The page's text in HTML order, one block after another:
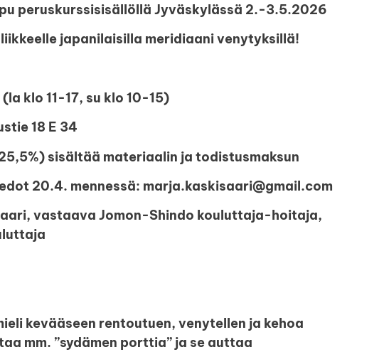
peruskurssisisällöllä Jyväskylässä 2.-3.5.2026
japanilaisilla meridiaani venytyksillä!
klo 11-17, su klo 10-15)
18 E 34
sisältää materiaalin ja todistusmaksun
20.4. mennessä: marja.kaskisaari@gmail.com
vastaava Jomon-Shindo kouluttaja-hoitaja,
kevääseen rentoutuen, venytellen ja kehoa
mm. ”sydämen porttia” ja se auttaa